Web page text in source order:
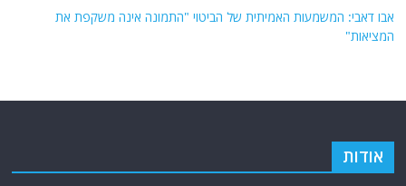
אבו דאבי: המשמעות האמיתית של הביטוי "התמונה אינה משקפת את
המציאות"
אודות